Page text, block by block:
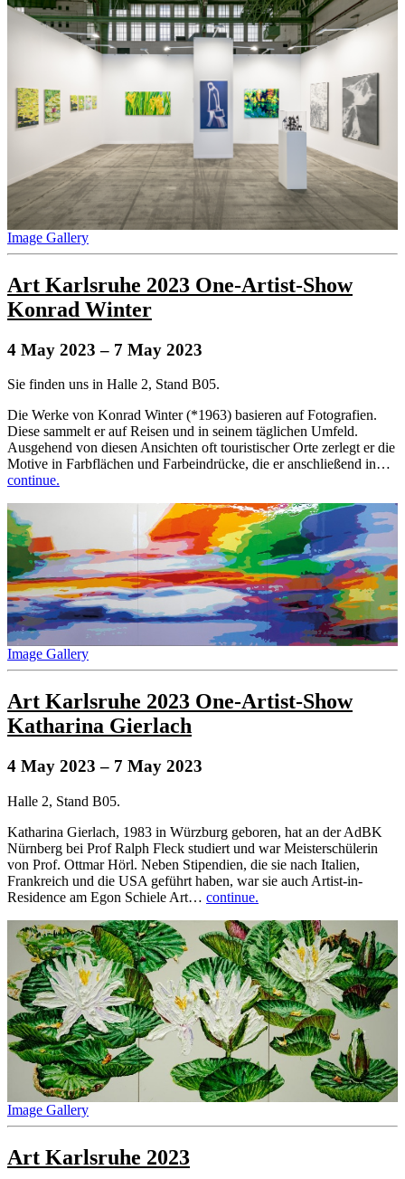
Image Gallery
Art Karlsruhe 2023 One-Artist-Show
Konrad Winter
4 May 2023 – 7 May 2023
Sie finden uns in Halle 2, Stand B05.
Die Werke von Konrad Winter (*1963) basieren auf Fotografien.
Diese sammelt er auf Reisen und in seinem täglichen Umfeld.
Ausgehend von diesen Ansichten oft touristischer Orte zerlegt er die
Motive in Farbflächen und Farbeindrücke, die er anschließend in…
continue.
Image Gallery
Art Karlsruhe 2023 One-Artist-Show
Katharina Gierlach
4 May 2023 – 7 May 2023
Halle 2, Stand B05.
Katharina Gierlach, 1983 in Würzburg geboren, hat an der AdBK
Nürnberg bei Prof Ralph Fleck studiert und war Meisterschülerin
von Prof. Ottmar Hörl. Neben Stipendien, die sie nach Italien,
Frankreich und die USA geführt haben, war sie auch Artist-in-
Residence am Egon Schiele Art… continue.
Image Gallery
Art Karlsruhe 2023